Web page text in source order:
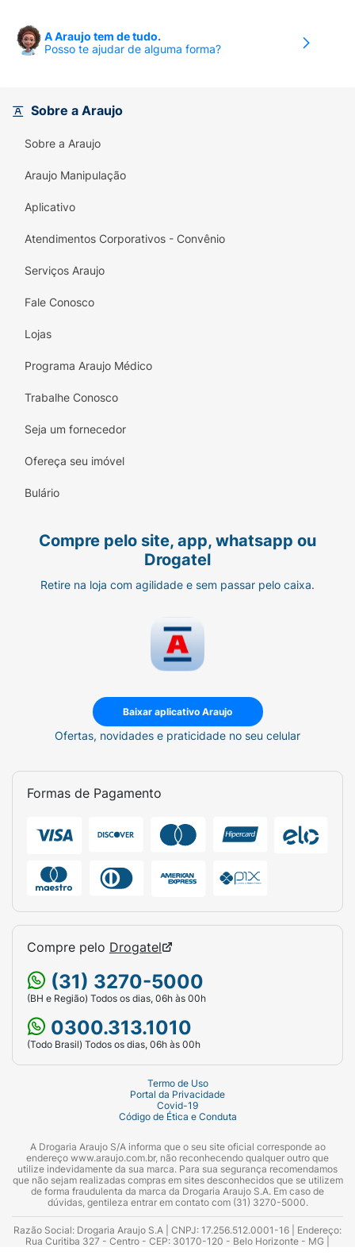
A Araujo tem de tudo.
Posso te ajudar de alguma forma?
Sobre a Araujo
Sobre a Araujo
Araujo Manipulação
Aplicativo
Atendimentos Corporativos - Convênio
Serviços Araujo
Fale Conosco
Lojas
Programa Araujo Médico
Trabalhe Conosco
Seja um fornecedor
Ofereça seu imóvel
Bulário
Compre pelo site, app, whatsapp ou
Drogatel
Retire na loja com agilidade e sem passar pelo caixa.
Baixar aplicativo Araujo
Ofertas, novidades e praticidade no seu celular
Formas de Pagamento
Compre pelo Drogatel
(31) 3270-5000
(BH e Região) Todos os dias, 06h às 00h
0300.313.1010
(Todo Brasil) Todos os dias, 06h às 00h
Termo de Uso
Portal da Privacidade
Covid-19
Código de Ética e Conduta
A Drogaria Araujo S/A informa que o seu site oficial corresponde ao
endereço www.araujo.com.br, não reconhecendo qualquer outro que
utilize indevidamente da sua marca. Para sua segurança recomendamos
que não sejam realizadas compras em sites desconhecidos que se utilizem
de forma fraudulenta da marca da Drogaria Araujo S.A. Em caso de
dúvidas, gentileza entrar em contato com (31) 3270-5000.
Razão Social: Drogaria Araujo S.A | CNPJ: 17.256.512.0001-16 | Endereço:
Rua Curitiba 327 - Centro - CEP: 30170-120 - Belo Horizonte - MG |